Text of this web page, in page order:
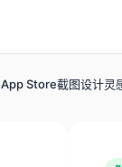
App Store截图设计灵